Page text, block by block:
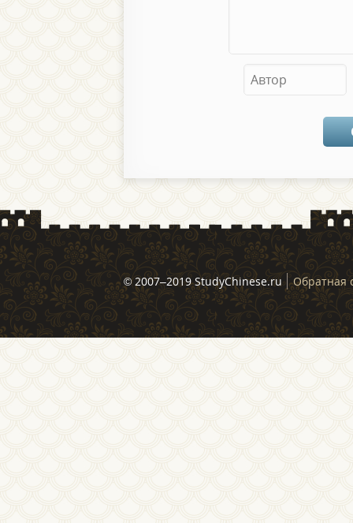
© 2007–2019 StudyChinese.ru Обратная